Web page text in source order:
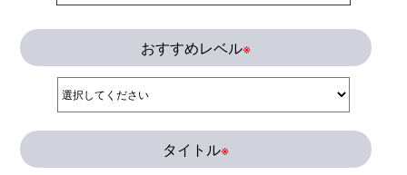
おすすめレベル※
タイトル※